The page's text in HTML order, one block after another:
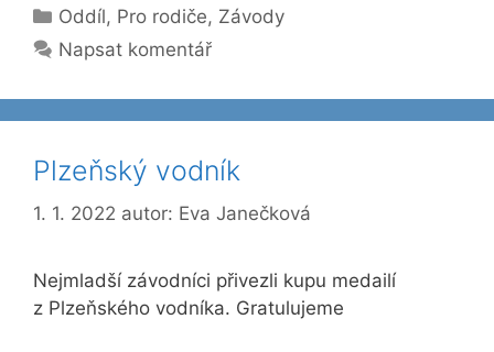
Rubriky
Oddíl, Pro rodiče, Závody
Napsat komentář
Plzeňský vodník
1. 1. 2022 autor: Eva Janečková
Nejmladší závodníci přivezli kupu medailí
z Plzeňského vodníka. Gratulujeme